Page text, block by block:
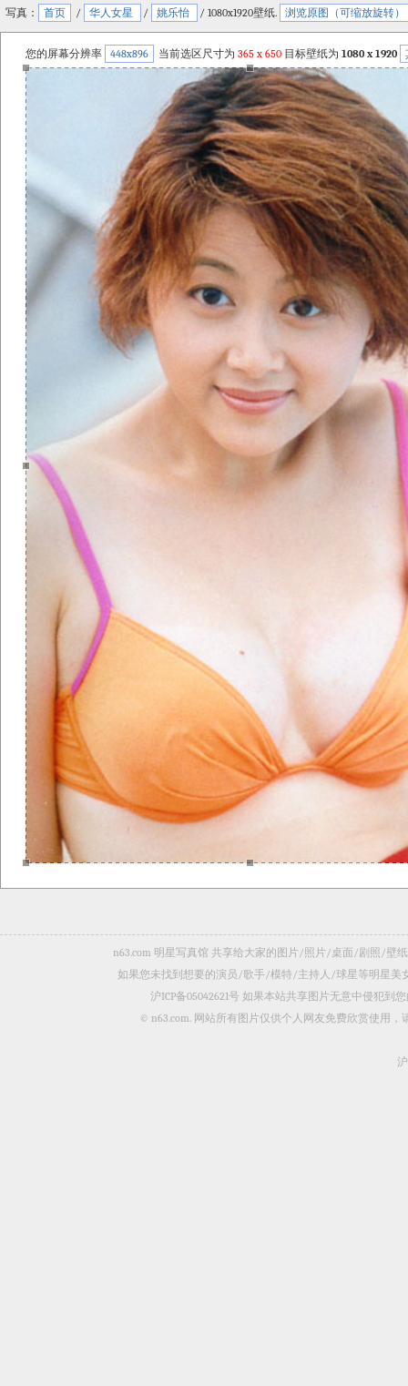
写真： 首页 / 华人女星 / 姚乐怡 / 1080x1920壁纸. 浏览原图（可缩放旋转）
您的屏幕分辨率 448x896 当前选区尺寸为 365 x 650 目标壁纸为 1080 x 1920
n63.com 明星写真馆 共享给大家的图片/照片/桌面/剧照/壁
如果您未找到想要的演员/歌手/模特/主持人/球星等明星美
沪ICP备05042621号 如果本站共享图片无意中侵犯到
© n63.com. 网站所有图片仅供个人网友免费欣赏使用